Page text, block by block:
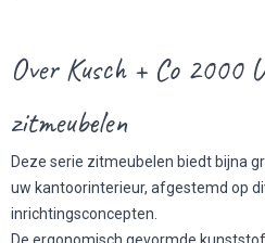
Over Kusch + Co 2000
zitmeubelen
Deze serie zitmeubelen biedt bijna
uw kantoorinterieur, afgestemd op
inrichtingsconcepten.